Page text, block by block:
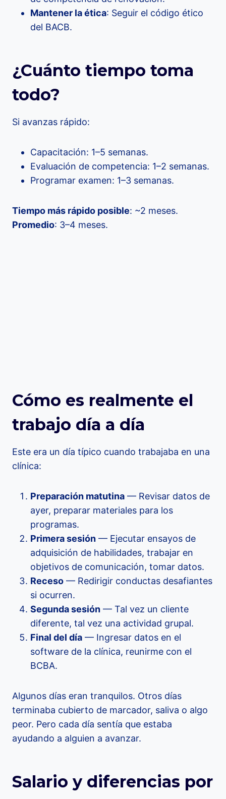
Mantener la ética: Seguir el código ético
del BACB.
¿Cuánto tiempo toma
todo?
Si avanzas rápido:
Capacitación: 1–5 semanas.
Evaluación de competencia: 1–2 semanas.
Programar examen: 1–3 semanas.
Tiempo más rápido posible: ~2 meses.
Promedio: 3–4 meses.
Cómo es realmente el
trabajo día a día
Este era un día típico cuando trabajaba en una
clínica:
Preparación matutina — Revisar datos de
ayer, preparar materiales para los
programas.
Primera sesión — Ejecutar ensayos de
adquisición de habilidades, trabajar en
objetivos de comunicación, tomar datos.
Receso — Redirigir conductas desafiantes
si ocurren.
Segunda sesión — Tal vez un cliente
diferente, tal vez una actividad grupal.
Final del día — Ingresar datos en el
software de la clínica, reunirme con el
BCBA.
Algunos días eran tranquilos. Otros días
terminaba cubierto de marcador, saliva o algo
peor. Pero cada día sentía que estaba
ayudando a alguien a avanzar.
Salario y diferencias por